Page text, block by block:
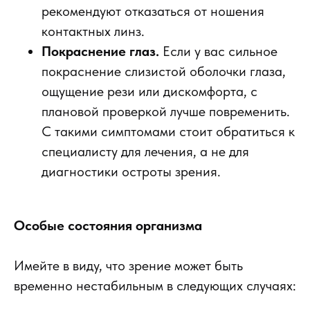
рекомендуют отказаться от ношения
контактных линз.
Покраснение глаз. Если у вас сильное
покраснение слизистой оболочки глаза,
ощущение рези или дискомфорта, с
плановой проверкой лучше повременить.
С такими симптомами стоит обратиться к
специалисту для лечения, а не для
диагностики остроты зрения.
Особые состояния организма
Имейте в виду, что зрение может быть
временно нестабильным в следующих случаях: